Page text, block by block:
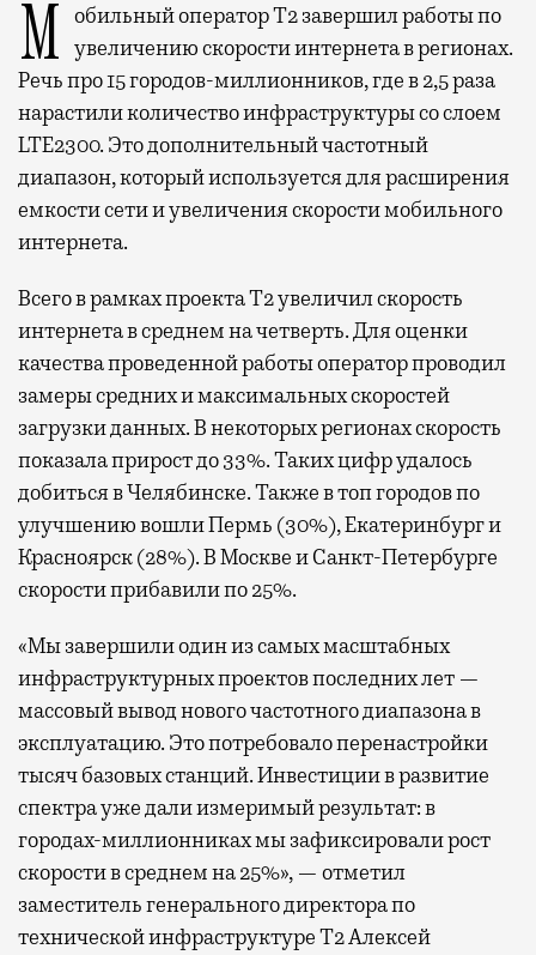
Мобильный оператор Т2 завершил работы по увеличению скорости интернета в регионах.
Речь про 15 городов-миллионников, где в 2,5 раза
нарастили количество инфраструктуры со слоем
LTE2300. Это дополнительный частотный
диапазон, который используется для расширения
емкости сети и увеличения скорости мобильного
интернета.
Всего в рамках проекта Т2 увеличил скорость
интернета в среднем на четверть. Для оценки
качества проведенной работы оператор проводил
замеры средних и максимальных скоростей
загрузки данных. В некоторых регионах скорость
показала прирост до 33%. Таких цифр удалось
добиться в Челябинске. Также в топ городов по
улучшению вошли Пермь (30%), Екатеринбург и
Красноярск (28%). В Москве и Санкт-Петербурге
скорости прибавили по 25%.
«Мы завершили один из самых масштабных
инфраструктурных проектов последних лет —
массовый вывод нового частотного диапазона в
эксплуатацию. Это потребовало перенастройки
тысяч базовых станций. Инвестиции в развитие
спектра уже дали измеримый результат: в
городах-миллионниках мы зафиксировали рост
скорости в среднем на 25%», — отметил
заместитель генерального директора по
технической инфраструктуре Т2 Алексей